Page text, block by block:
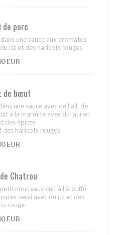
de porc
une sauce aux aromates
riz et des haricots rouges
EUR
de bœuf
une sauce avec de l’ail, de
à la marmite avec du laurier,
des épices
des haricots rouges
EUR
Chatrou
morceaux cuit à l’étouffé
servi avec du riz et des
rouge
EUR